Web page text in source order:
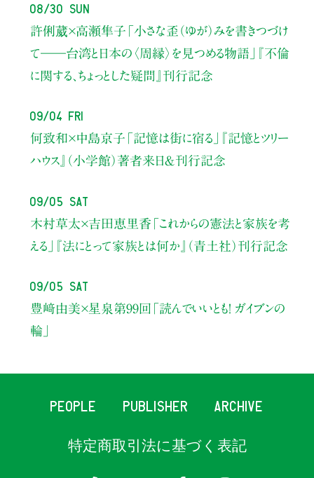
08/30 Sun
許俐葳×高瀬隼子 「小さな歪（ゆが）みを書きつづけ
て――台湾と日本の〈周縁〉を見つめる物語」
『不倫
に関する、ちょっとした疑問』刊行記念
09/04 Fri
何致和×中島京子 「記憶は街に宿る」
『記憶とツリー
ハウス』（小学館）著者来日＆刊行記念
09/05 Sat
木村草太×吉田恵里香 「これからの憲法と家族を考
える」
『法にとって家族とは何か』（青土社）刊行記念
09/05 Sat
豊﨑由美×星泉 第99回「読んでいいとも！ ガイブンの
輪」
PEOPLE PUBLISHER ARCHIVE
特定商取引法に基づく表記